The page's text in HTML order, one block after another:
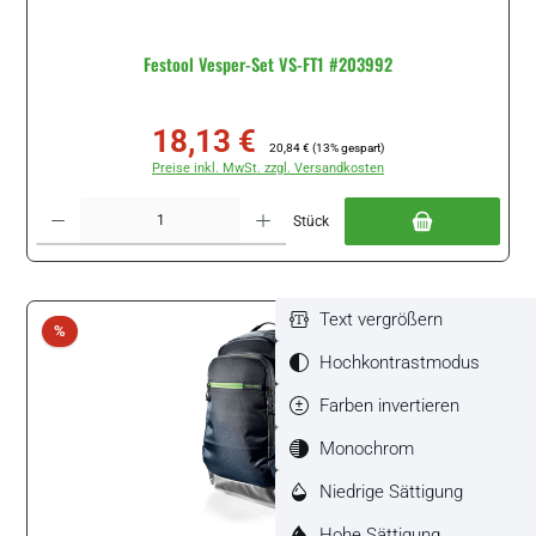
Festool Vesper-Set VS-FT1 #203992
Verkaufspreis:
18,13 € 20,84 € (13% gespart)
Preise inkl. MwSt. zzgl. Versandkosten
Stück
%Rabatt
Text vergrößern
Hochkontrastmodus
Farben invertieren
Monochrom
Niedrige Sättigung